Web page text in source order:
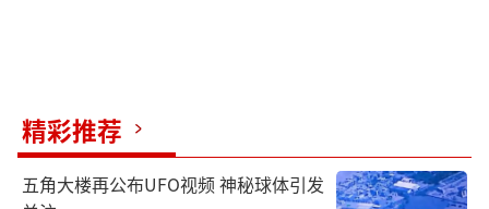
精彩推荐
五角大楼再公布UFO视频 神秘球体引发